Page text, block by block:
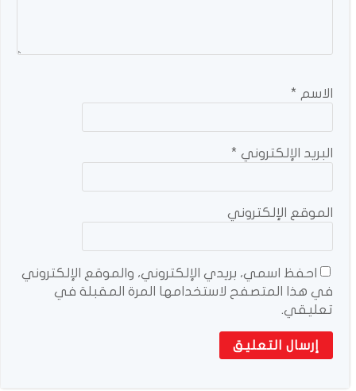
الاسم *
البريد الإلكتروني *
الموقع الإلكتروني
احفظ اسمي، بريدي الإلكتروني، والموقع الإلكتروني
في هذا المتصفح لاستخدامها المرة المقبلة في
تعليقي.